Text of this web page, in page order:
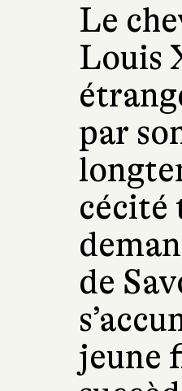
Le
Louis
par
cécité
de
jeune